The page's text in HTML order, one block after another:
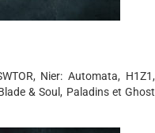
Nier: Automata, H1Z1,
& Soul, Paladins et Ghost